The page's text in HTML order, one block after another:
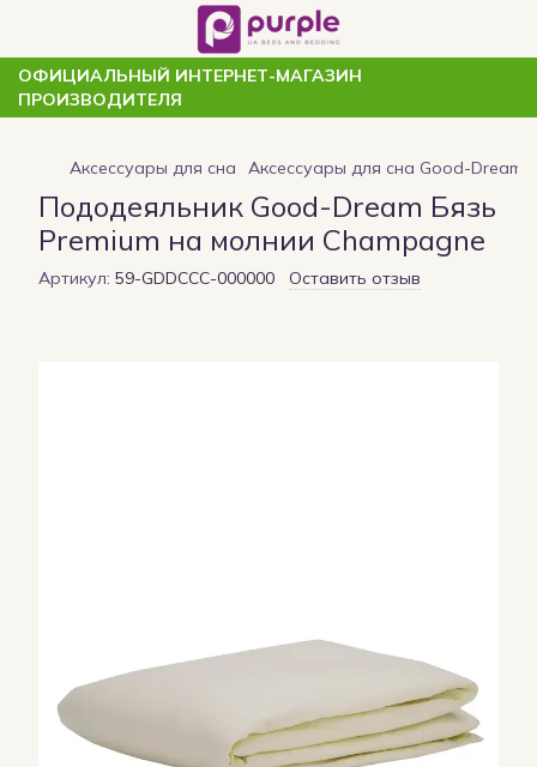
ОФИЦИАЛЬНЫЙ ИНТЕРНЕТ-МАГАЗИН
ПРОИЗВОДИТЕЛЯ
Аксессуары для сна Аксессуары для сна Good-Dream
Пододеяльник Good-Dream Бязь
Premium на молнии Champagne
Артикул: 59-GDDCCC-000000 Оставить отзыв